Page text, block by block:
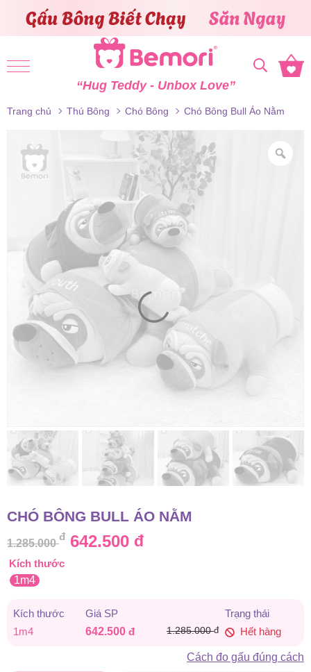
Skip to content
“Hug Teddy - Unbox Love”
Trang chủ Thú Bông Chó Bông Chó Bông Bull Áo Nằm
CHÓ BÔNG BULL ÁO NẰM
1.285.000
đ Giá
1.285.000 đ.
642.500 đ
Kích thước
1m4
Kích thước Giá SP
Trạng thái
1m4
642.500 đ 1.285.000đ Hết hàng
Cách đo gấu đúng cách